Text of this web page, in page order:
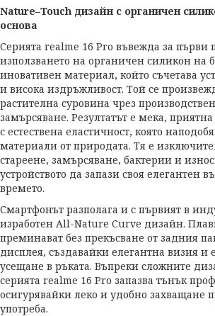
Nature–Touch дизайн с органичен
основа
Серията realme 16 Pro въвежда за първи
използването на органичен силикон на
иновативен материал, който съчетава
и висока издръжливост. Той се
растителна суровина чрез
замърсяване. Резултатът е мека,
с естествена еластичност, която
материали от природата. Тя е
стареене, замърсяване, бактерии и
устройството да запази своя елегантен
времето.
Смартфонът разполага и с първият в
изработен All-Nature Curve дизайн.
преминават без прекъсване от задния
дисплея, създавайки елегантна визия и
усещане в ръката. Въпреки сложните
серията realme 16 Pro запазва тънък
осигурявайки леко и удобно захващане
употреба.